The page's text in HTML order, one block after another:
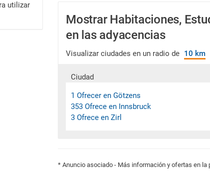
Mostrar Habitaciones,
en las adyacencias
Visualizar ciudades en un radio de 10 km
Ciudad
1 Ofrecer en Götzens
353 Ofrece en Innsbruck
3 Ofrece en Zirl
* Anuncio asociado - Más información y ofertas en la
utilizar